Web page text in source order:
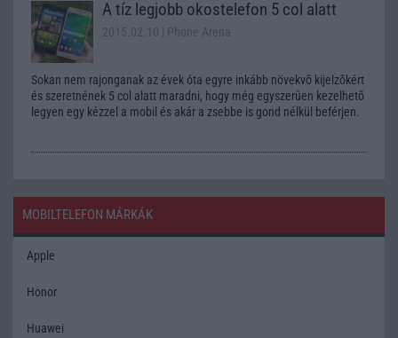
A tíz legjobb okostelefon 5 col alatt
2015.02.10 | Phone Arena
Sokan nem rajonganak az évek óta egyre inkább növekvõ kijelzõkért
és szeretnének 5 col alatt maradni, hogy még egyszerûen kezelhetõ
legyen egy kézzel a mobil és akár a zsebbe is gond nélkül beférjen.
MOBILTELEFON MÁRKÁK
Apple
Honor
Huawei